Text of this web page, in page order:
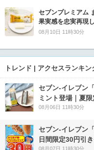
セブンプレミアム
果実感を忠実再現
08月10日 11時30分
トレンド | アクセスランキン
セブン‐イレブン
ミント登場｜夏
08月06日 11時30分
セブン‐イレブン
日間限定30円引
08月07日 11時30分